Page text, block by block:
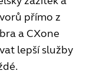
přímo z
a CXone
lepší služby